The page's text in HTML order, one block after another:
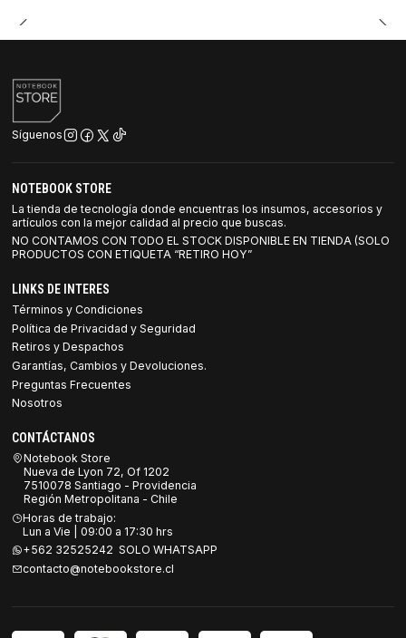
Síguenos
NOTEBOOK STORE
La tienda de tecnología donde encuentras los insumos, accesorios y
artículos con la mejor calidad al precio que buscas.
NO CONTAMOS CON TODO EL STOCK DISPONIBLE EN TIENDA (SOLO
PRODUCTOS CON ETIQUETA “RETIRO HOY”
LINKS DE INTERES
Términos y Condiciones
Política de Privacidad y Seguridad
Retiros y Despachos
Garantías, Cambios y Devoluciones.
Preguntas Frecuentes
Nosotros
CONTÁCTANOS
Notebook Store
Nueva de Lyon 72, Of 1202
7510078 Santiago - Providencia
Región Metropolitana - Chile
Horas de trabajo:
Lun a Vie | 09:00 a 17:30 hrs
+562 32525242 SOLO WHATSAPP
contacto@notebookstore.cl